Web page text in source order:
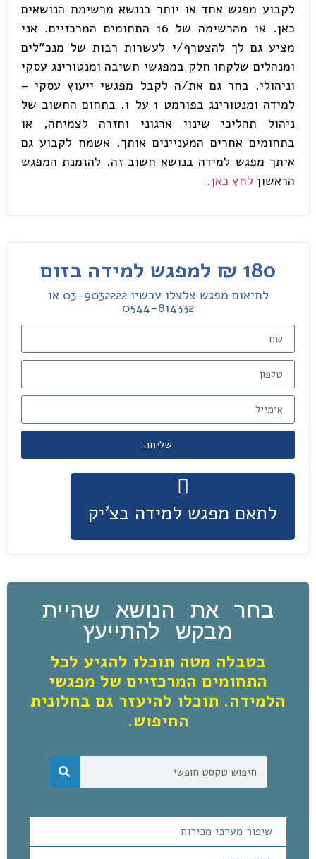
לקבוע מפגש אחד או יותר בנושא מרשימת הנושאים
כאן. או מהרשימה של 16 התחומים המרכזיים. אני
מציע גם לך להצטרף/י לעשרות רבות של מנכ"לים
ומנהלים שלקחו חלק במפגשי חשיבה ומנטורינג עסקי
וניהולי. בחר גם את/ה לקבל מפגשי ייעוץ עסקי –
למידה ומנטורינג בפורמט 1 על 1. בתחום החשוב של
ניהול תהליכי שינוי ארגוני וחזרה לצמיחה, או
בתחומים אחרים המעניינים אותך. אשמח לקבוע גם
איתך מפגש למידה בנושא חשוב זה. להזמנת המפגש
הראשון לחץ כאן.
180 ₪ למפגש למידה בזום
לתיאום מפגש צלצלו עכשיו 03-9032222 או
0544-814332
שליחה
לתאם מפגש למידה בצ'יק
בחר את הנושא שהיית
מבקש להתייעץ
בטבלה מטה תוכלו להגיע לכל
התחומים המרכזיים של מפגשי
הלמידה. תוכלו להיעזר גם בחלונית
החיפוש.
שיפור מערכי מכירות